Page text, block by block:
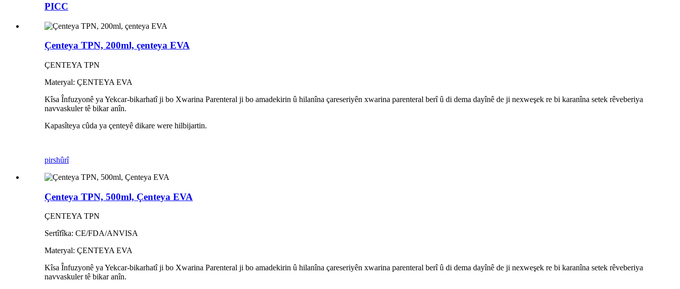
PICC
Çenteya TPN, 200ml, çenteya EVA
ÇENTEYA TPN
Materyal: ÇENTEYA EVA
Kîsa Înfuzyonê ya Yekcar-bikarhatî ji bo Xwarina Parenteral ji bo amadekirin û hilanîna çareseriyên xwarina parenteral berî û di dema dayînê de ji nexweşek re bi karanîna setek rêveberiya
navvaskuler tê bikar anîn.
Kapasîteya cûda ya çenteyê dikare were hilbijartin.
pirshûrî
Çenteya TPN, 500ml, Çenteya EVA
ÇENTEYA TPN
Sertîfîka: CE/FDA/ANVISA
Materyal: ÇENTEYA EVA
Kîsa Înfuzyonê ya Yekcar-bikarhatî ji bo Xwarina Parenteral ji bo amadekirin û hilanîna çareseriyên xwarina parenteral berî û di dema dayînê de ji nexweşek re bi karanîna setek rêveberiya
navvaskuler tê bikar anîn.